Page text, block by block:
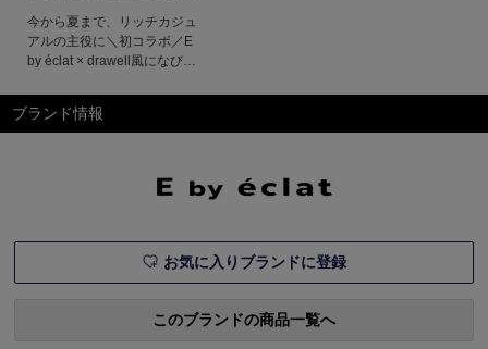
今から夏まで、リッチカジュ
アルの主役に＼初コラボ／E
by éclat × drawell風になびく
れを知る大人から絶大な支持
を集める「drawell」との初
出かけシーンに活躍する2デ
ザインが完成。特集ページ掲
ブランド情報
お気に入りブランドに登録
このブランドの商品一覧へ